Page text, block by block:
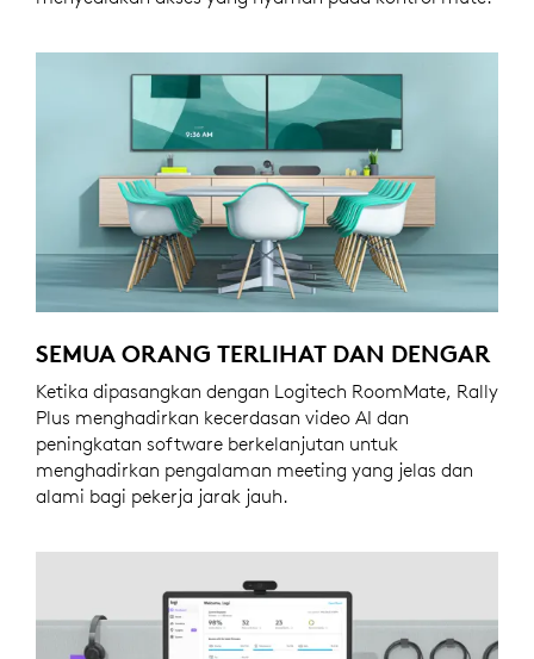
SEMUA ORANG TERLIHAT DAN DENGAR
Ketika dipasangkan dengan Logitech RoomMate, Rally
Plus menghadirkan kecerdasan video AI dan
peningkatan software berkelanjutan untuk
menghadirkan pengalaman meeting yang jelas dan
alami bagi pekerja jarak jauh.